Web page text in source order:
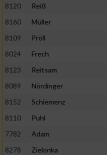
8120
Reiß
8160
Müller
8109
Pröll
8024
Frech
8123
Reitsam
8089
Nördinger
8152
Schiemenz
8110
Puhl
7782
Adam
8278
Zielonka